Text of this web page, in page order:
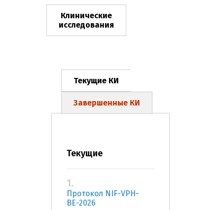
Клинические
исследования
Текущие КИ
Завершенные КИ
Текущие
1.
Протокол NIF-VPH-
BE-2026